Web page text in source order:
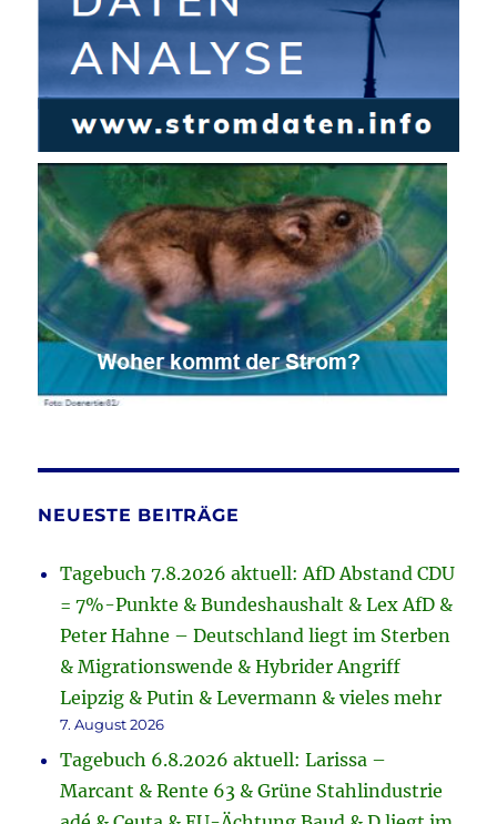
NEUESTE BEITRÄGE
Tagebuch 7.8.2026 aktuell: AfD Abstand CDU
= 7%-Punkte & Bundeshaushalt & Lex AfD &
Peter Hahne – Deutschland liegt im Sterben
& Migrationswende & Hybrider Angriff
Leipzig & Putin & Levermann & vieles mehr
7. August 2026
Tagebuch 6.8.2026 aktuell: Larissa –
Marcant & Rente 63 & Grüne Stahlindustrie